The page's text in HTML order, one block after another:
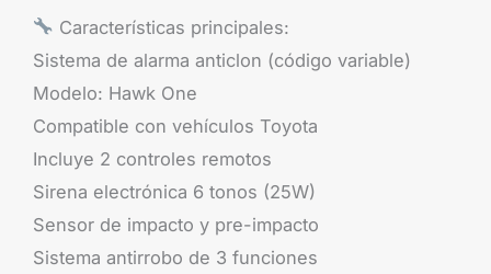
Características principales:
Sistema de alarma anticlon (código variable)
Modelo: Hawk One
Compatible con vehículos Toyota
Incluye 2 controles remotos
Sirena electrónica 6 tonos (25W)
Sensor de impacto y pre-impacto
Sistema antirrobo de 3 funciones